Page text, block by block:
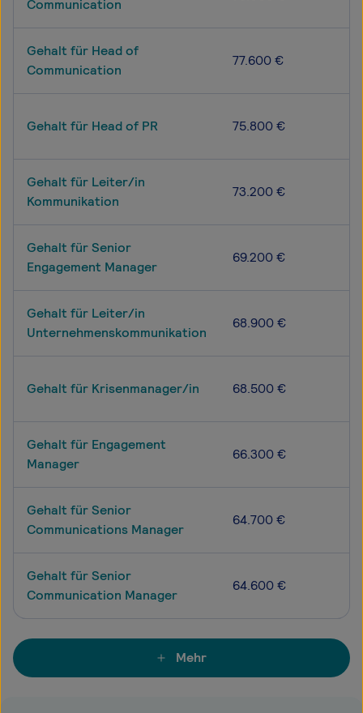
Communication
Gehalt für Head of
Communication
77.600 €
Gehalt für Head of PR 75.800 €
Gehalt für Leiter/in
Kommunikation
73.200 €
Gehalt für Senior
Engagement Manager
69.200 €
Gehalt für Leiter/in
Unternehmenskommunikation
68.900 €
Gehalt für Krisenmanager/in 68.500 €
Gehalt für Engagement
Manager
66.300 €
Gehalt für Senior
Communications Manager
64.700 €
Gehalt für Senior
Communication Manager
64.600 €
Mehr